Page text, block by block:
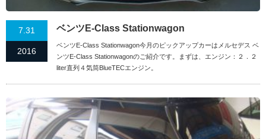
7.31
2016
ベンツE-Class Stationwagon
ベンツE-Class Stationwagon今月のピックアップカーはメルセデス ベ
ンツE-Class Stationwagonのご紹介です。まずは、エンジン：２．２
liter直列４気筒BlueTECエンジン。